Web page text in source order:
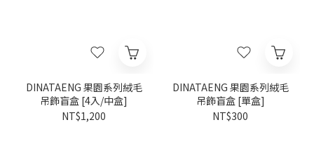
DINATAENG 果園系列絨毛
吊飾盲盒 [4入/中盒]
NT$1,200
DINATAENG 果園系列絨毛
吊飾盲盒 [單盒]
NT$300